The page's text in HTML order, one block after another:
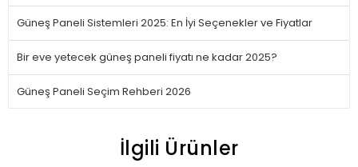
Güneş Paneli Sistemleri 2025: En İyi Seçenekler ve Fiyatlar
Bir eve yetecek güneş paneli fiyatı ne kadar 2025?
Güneş Paneli Seçim Rehberi 2026
İlgili Ürünler